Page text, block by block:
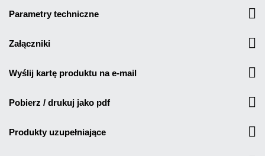
parametry techniczne
załączniki
wyślij kartę produktu na e-mail
pobierz / drukuj jako pdf
produkty uzupełniające